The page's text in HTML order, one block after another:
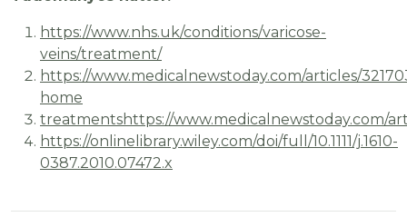
https://www.nhs.uk/conditions/varicose-
veins/treatment/
https://www.medicalnewstoday.com/articles/
home
treatmentshttps://www.medicalnewstoday.com/
https://onlinelibrary.wiley.com/doi/full/10.1111/j.1610-
0387.2010.07472.x